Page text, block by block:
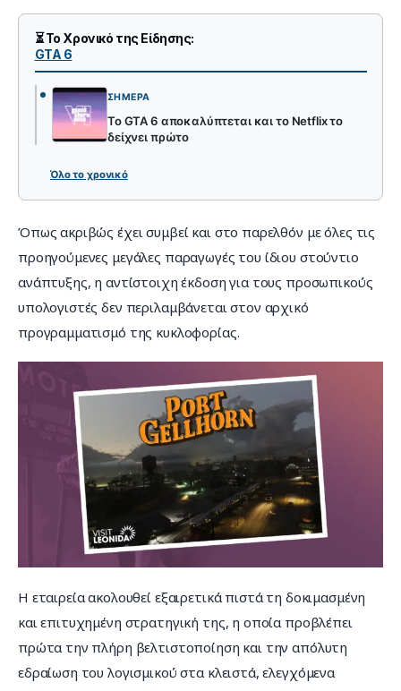
⏳ Το Χρονικό της Είδησης:
GTA 6
ΣΉΜΕΡΑ
Το GTA 6 αποκαλύπτεται και το Netflix το
δείχνει πρώτο
Όλο το χρονικό
Όπως ακριβώς έχει συμβεί και στο παρελθόν με όλες τις
προηγούμενες μεγάλες παραγωγές του ίδιου στούντιο
ανάπτυξης, η αντίστοιχη έκδοση για τους προσωπικούς
υπολογιστές δεν περιλαμβάνεται στον αρχικό
προγραμματισμό της κυκλοφορίας.
Η εταιρεία ακολουθεί εξαιρετικά πιστά τη δοκιμασμένη
και επιτυχημένη στρατηγική της, η οποία προβλέπει
πρώτα την πλήρη βελτιστοποίηση και την απόλυτη
εδραίωση του λογισμικού στα κλειστά, ελεγχόμενα